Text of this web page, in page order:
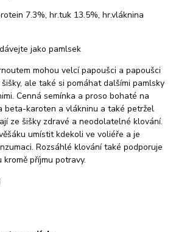
7.3%, hr.tuk 13.5%, hr.vláknina
jako pamlsek
mohou velcí papoušci a papoušci
ale také si pomáhat dalšími pamlsky
Cenná semínka a proso bohaté na
beta-karoten a vlákninu a také petržel
ze šišky zdravé a neodolatelné klování.
umístit kdekoli ve voliéře a je
Rozsáhlé klování také podporuje
příjmu potravy.